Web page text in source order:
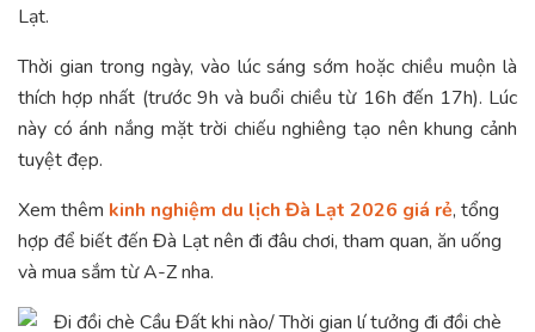
Lạt.
Thời gian trong ngày, vào lúc sáng sớm hoặc chiều muộn là
thích hợp nhất (trước 9h và buổi chiều từ 16h đến 17h). Lúc
này có ánh nắng mặt trời chiếu nghiêng tạo nên khung cảnh
tuyệt đẹp.
Xem thêm kinh nghiệm du lịch Đà Lạt 2026 giá rẻ, tổng
hợp để biết đến Đà Lạt nên đi đâu chơi, tham quan, ăn uống
và mua sắm từ A-Z nha.